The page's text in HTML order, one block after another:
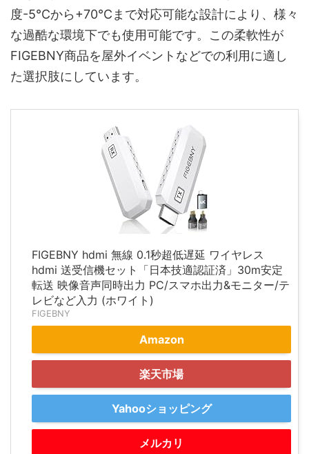
度-5℃から+70℃まで対応可能な設計により、様々
な過酷な環境下でも使用可能です。この柔軟性が
FIGEBNY商品を屋外イベントなどでの利用に適し
た選択肢にしています。
FIGEBNY hdmi 無線 0.1秒超低遅延 ワイヤレス
hdmi 送受信機セット「日本技適認証済」30m安定
転送 映像音声同時出力 PC/スマホ出力&モニター/テ
レビなど入力 (ホワイト)
FIGEBNY
Amazon
楽天市場
Yahooショッピング
メルカリ